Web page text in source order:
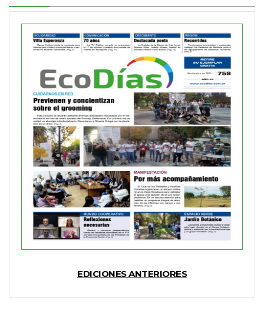
EDICIONES ANTERIORES